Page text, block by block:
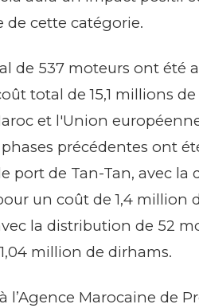
de cette catégorie.
de 537 moteurs ont été
total de 15,1 millions
et l'Union
précédentes ont
port de Tan-Tan, avec la
un coût de 1,4 million
la distribution de 52
million de dirhams.
l’Agence Marocaine de